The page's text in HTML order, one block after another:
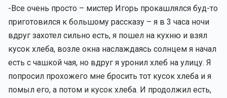
-Все очень просто – мистер Игорь прокашлялся буд-то
приготовился к большому рассказу – я в 3 часа ночи
вдруг захотел сильно есть, я пошел на кухню и взял
кусок хлеба, возле окна наслаждаясь солнцем я начал
есть с чашкой чая, но вдруг я уронил хлеб на улицу. Я
попросил прохожего мне бросить тот кусок хлеба и я
помыл его, а потом и кусок хлеба. И продолжил есть,